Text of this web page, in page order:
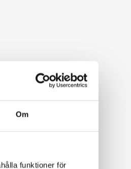
Om
funktioner för
tillväxtbolag